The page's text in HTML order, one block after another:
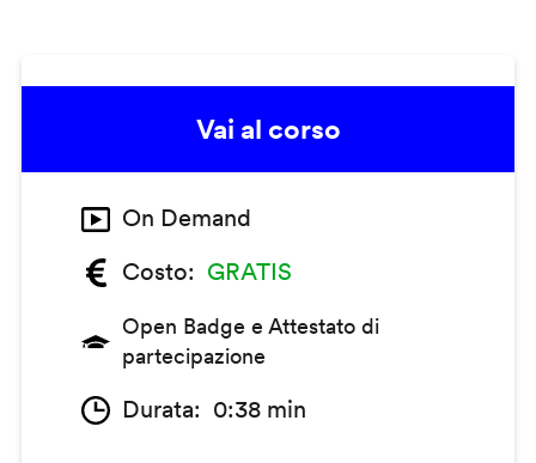
Vai al corso
On Demand
Costo
GRATIS
Open Badge e Attestato di
partecipazione
Durata 0:38 min